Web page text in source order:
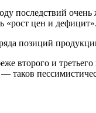
«рост цен и дефицит».
позиций
и третьего
— таков